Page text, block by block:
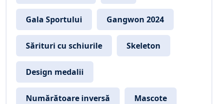
Gala Sportului Gangwon 2024
Sărituri cu schiurile Skeleton
Design medalii
Numărătoare inversă Mascote